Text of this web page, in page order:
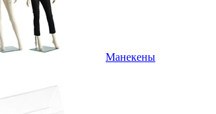
Манекены